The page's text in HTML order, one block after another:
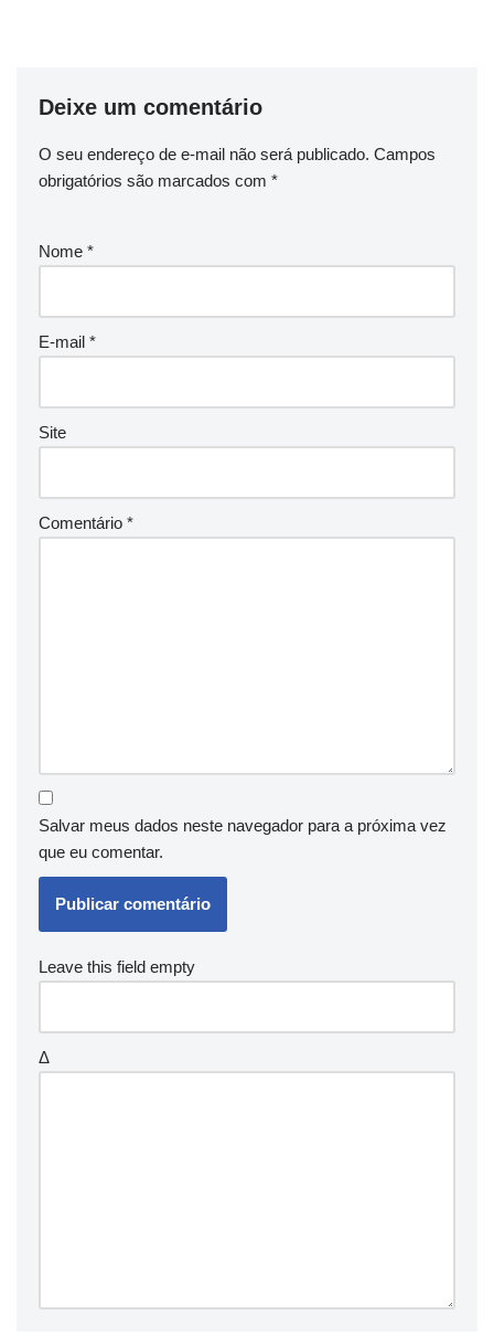
Deixe um comentário
O seu endereço de e-mail não será publicado. Campos
obrigatórios são marcados com *
Nome *
E-mail *
Site
Comentário *
Salvar meus dados neste navegador para a próxima vez
que eu comentar.
Leave this field empty
Δ